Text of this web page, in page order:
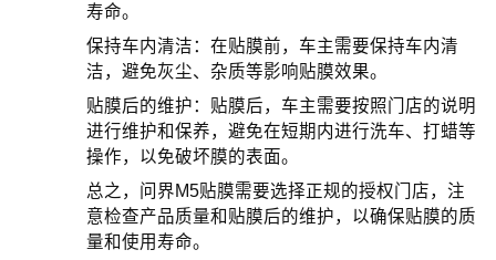
寿命。
保持车内清洁：在贴膜前，车主需要保持车内清
洁，避免灰尘、杂质等影响贴膜效果。
贴膜后的维护：贴膜后，车主需要按照门店的说明
进行维护和保养，避免在短期内进行洗车、打蜡等
操作，以免破坏膜的表面。
总之，问界M5贴膜需要选择正规的授权门店，注
意检查产品质量和贴膜后的维护，以确保贴膜的质
量和使用寿命。